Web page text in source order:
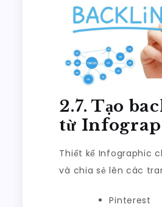
2.7. Tạo
từ
Thiết kế Infographic
và chia sẻ lên các
Pinterest